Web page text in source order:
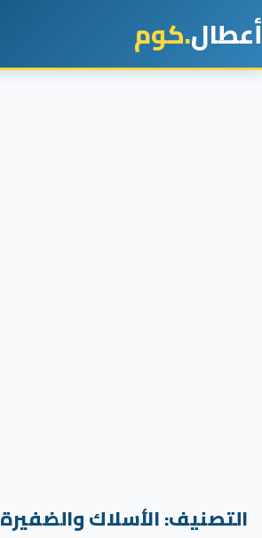
أعطال.كوم
التصنيف:الأسلاك والضفيرة